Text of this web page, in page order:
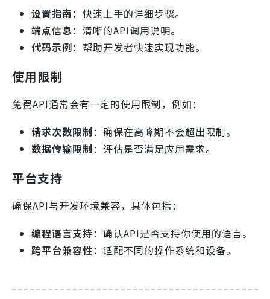
设置指南：快速上手的详细步骤。
端点信息：清晰的API调用说明。
代码示例：帮助开发者快速实现功能。
使用限制
免费API通常会有一定的使用限制，例如：
请求次数限制：确保在高峰期不会超出限制。
数据传输限制：评估是否满足应用需求。
平台支持
确保API与开发环境兼容，具体包括：
编程语言支持：确认API是否支持你使用的语言。
跨平台兼容性：适配不同的操作系统和设备。